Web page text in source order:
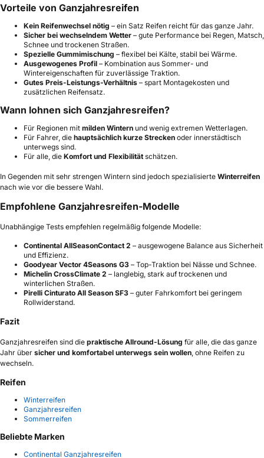
Vorteile von Ganzjahresreifen
Kein Reifenwechsel nötig – ein Satz Reifen reicht für das ganze Jahr.
Sicher bei wechselndem Wetter – gute Performance bei Regen, Matsch,
Schnee und trockenen Straßen.
Spezielle Gummimischung – flexibel bei Kälte, stabil bei Wärme.
Ausgewogenes Profil – Kombination aus Sommer- und
Wintereigenschaften für zuverlässige Traktion.
Gutes Preis-Leistungs-Verhältnis – spart Montagekosten und
zusätzlichen Reifensatz.
Wann lohnen sich Ganzjahresreifen?
Für Regionen mit milden Wintern und wenig extremen Wetterlagen.
Für Fahrer, die hauptsächlich kurze Strecken oder innerstädtisch
unterwegs sind.
Für alle, die Komfort und Flexibilität schätzen.
In Gegenden mit sehr strengen Wintern sind jedoch spezialisierte Winterreifen
nach wie vor die bessere Wahl.
Empfohlene Ganzjahresreifen-Modelle
Unabhängige Tests empfehlen regelmäßig folgende Modelle:
Continental AllSeasonContact 2 – ausgewogene Balance aus Sicherheit
und Effizienz.
Goodyear Vector 4Seasons G3 – Top-Traktion bei Nässe und Schnee.
Michelin CrossClimate 2 – langlebig, stark auf trockenen und
winterlichen Straßen.
Pirelli Cinturato All Season SF3 – guter Fahrkomfort bei geringem
Rollwiderstand.
Fazit
Ganzjahresreifen sind die praktische Allround-Lösung für alle, die das ganze
Jahr über sicher und komfortabel unterwegs sein wollen, ohne Reifen zu
wechseln.
Reifen
Winterreifen
Ganzjahresreifen
Sommerreifen
Beliebte Marken
Continental Ganzjahresreifen